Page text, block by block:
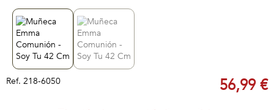
Ref. 218-6050 56,99 €